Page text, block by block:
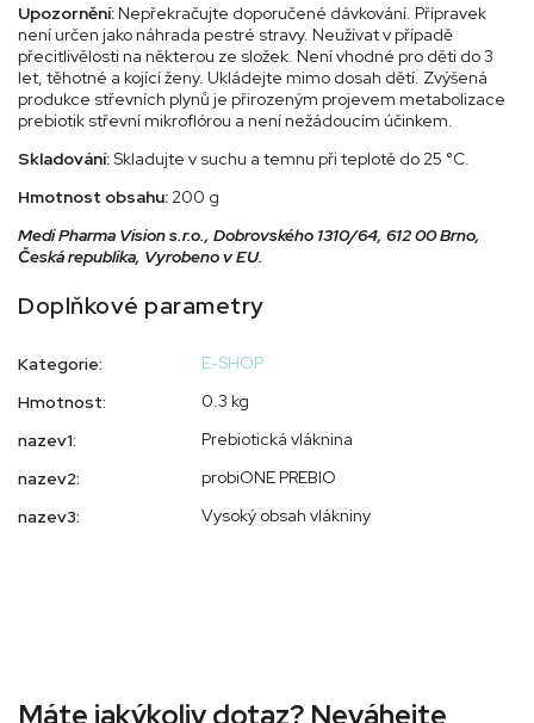
Upozornění: Nepřekračujte doporučené dávkování. Přípravek
není určen jako náhrada pestré stravy. Neužívat v případě
přecitlivělosti na některou ze složek. Není vhodné pro děti do 3
let, těhotné a kojící ženy. Ukládejte mimo dosah dětí. Zvýšená
produkce střevních plynů je přirozeným projevem metabolizace
prebiotik střevní mikroflórou a není nežádoucím účinkem.
Skladování:Skladujte v suchu a temnu při teplotě do 25 °C.
Hmotnost obsahu: 200 g
Medi Pharma Vision s.r.o., Dobrovského 1310/64, 612 00 Brno,
Česká republika, Vyrobeno v EU.
Doplňkové parametry
Kategorie:
E-SHOP
Hmotnost:
0.3 kg
nazev1:
Prebiotická vláknina
nazev2:
probiONE PREBIO
nazev3: Vysoký obsah vlákniny
Máte jakýkoliv dotaz? Neváhejte